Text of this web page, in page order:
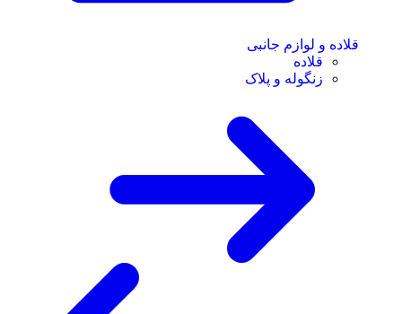
قلاده و لوازم جانبی
قلاده
زنگوله و پلاک